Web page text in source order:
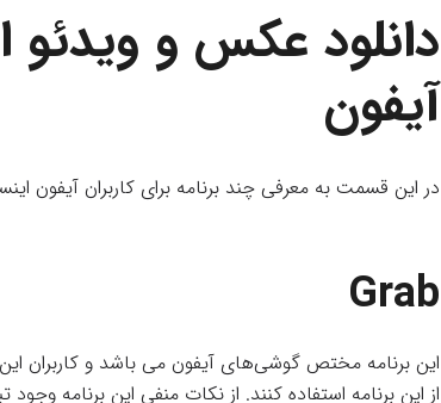
دانلود عکس و ویدئو
آیفون
در این قسمت به معرفی چند برنامه برای کاربران آیفون
Grab
این برنامه مختص گوشی‌های آیفون می باشد و کاربران
از این برنامه استفاده کنند. از نکات منفی این برنامه